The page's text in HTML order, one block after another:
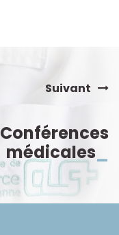
Suivant
Conférences
médicales